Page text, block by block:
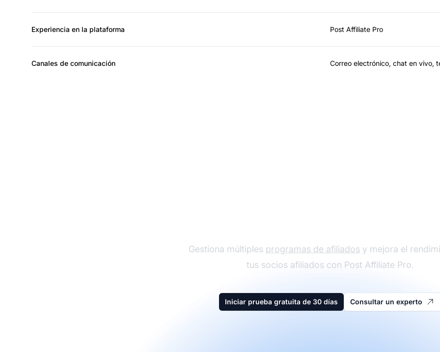
Experiencia en la plataforma Post Affiliate Pro
Canales de comunicación Correo electrónico, chat en vivo,
Gestiona múltiples programas de afiliados y mejora el
tus socios afiliados con Post Affiliate Pro.
Iniciar prueba gratuita de 30 días Consultar un experto